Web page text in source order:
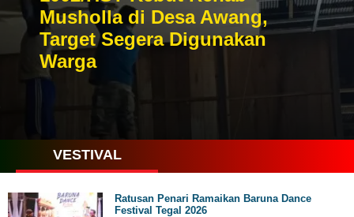
Musholla di Desa Awang,
Target Segera Digunakan
Warga
VESTIVAL
Ratusan Penari Ramaikan Baruna Dance
Festival Tegal 2026